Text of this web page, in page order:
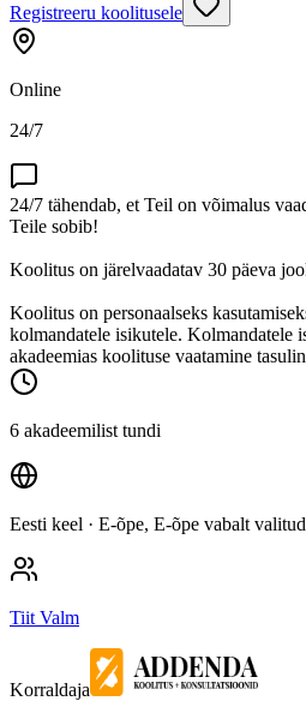
Registreeru koolitusele
Online
24/7
24/7 tähendab, et Teil on võimalus
Teile sobib!
Koolitus on järelvaadatav 30 päeva
Koolitus on personaalseks
kolmandatele isikutele. Kolmandatele
akadeemias koolituse vaatamine
6 akadeemilist tundi
Eesti keel · E-õpe, E-õpe vabalt
Tiit Valm
Korraldaja